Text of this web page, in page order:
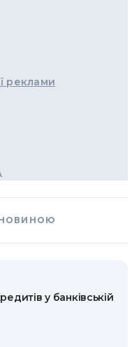
реклами
у банківській